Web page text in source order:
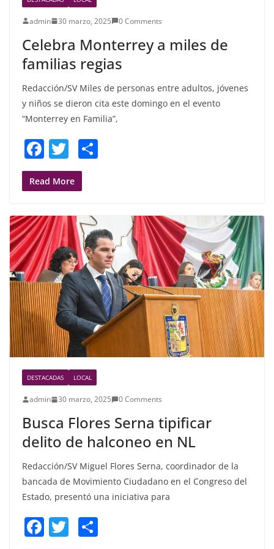
admin 30 marzo, 2025 0 Comments
Celebra Monterrey a miles de
familias regias
Redacción/SV Miles de personas entre adultos, jóvenes
y niños se dieron cita este domingo en el evento
“Monterrey en Familia”,
F
a
c
b
o
o
k
T
w
itt
Read More
DESTACADAS LOCAL
admin 30 marzo, 2025 0 Comments
Busca Flores Serna tipificar
delito de halconeo en NL
Redacción/SV Miguel Flores Serna, coordinador de la
bancada de Movimiento Ciudadano en el Congreso del
Estado, presentó una iniciativa para
F T